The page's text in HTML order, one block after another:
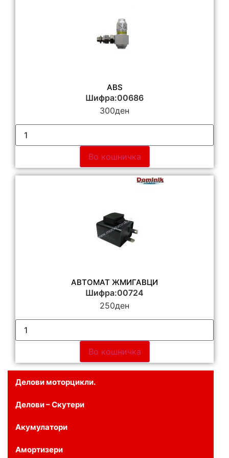
Делови моторцикли.
Делови – Скутери
Акумулатори
Амортизери
ABS
Шифра:00686
300ден
Во кошничка
АВТОМАТ ЖМИГАВЦИ
Шифра:00724
250ден
Во кошничка